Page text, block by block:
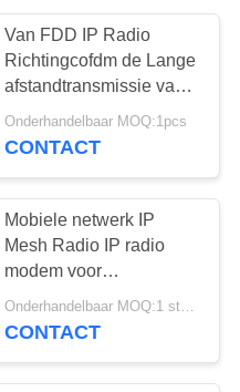
Van FDD IP Radio
Richtingcofdm de Lange
afstandtransmissie van
de Modem Tactische Bi
Onderhandelbaar MOQ:1pcs
CONTACT
Mobiele netwerk IP
Mesh Radio IP radio
modem voor
zelfherstellende
bewaking
Onderhandelbaar MOQ:1 stuks
CONTACT